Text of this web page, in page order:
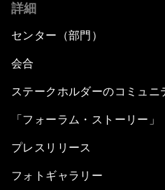
詳細
センター（部門）
会合
ステークホルダーのコミュニ
「フォーラム・ストーリー」
プレスリリース
フォトギャラリー